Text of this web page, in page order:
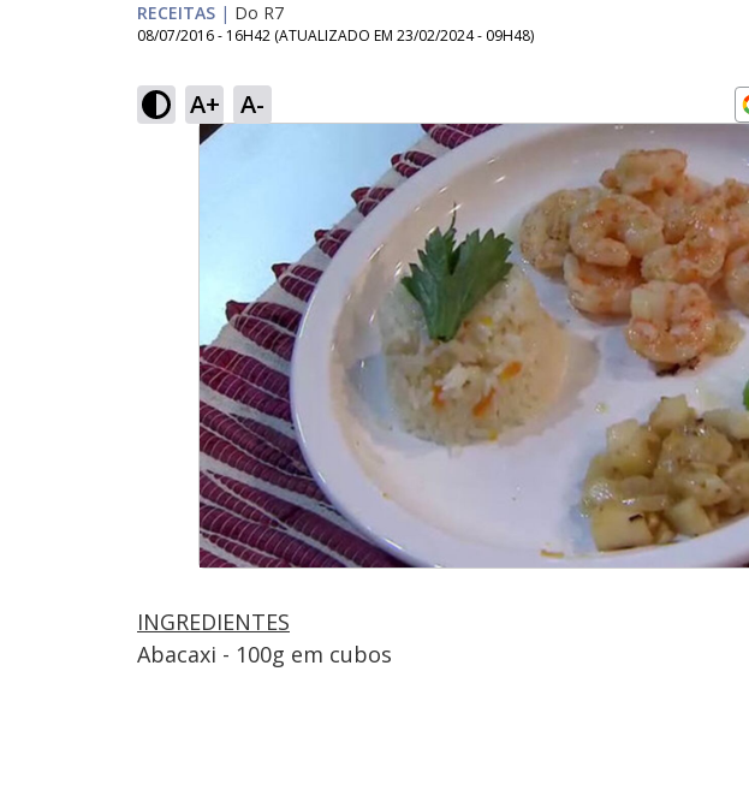
RECEITAS | Do R7
08/07/2016 - 16H42 (ATUALIZADO EM 23/02/2024 - 09H48)
A+ A-
INGREDIENTES
Abacaxi - 100g em cubos